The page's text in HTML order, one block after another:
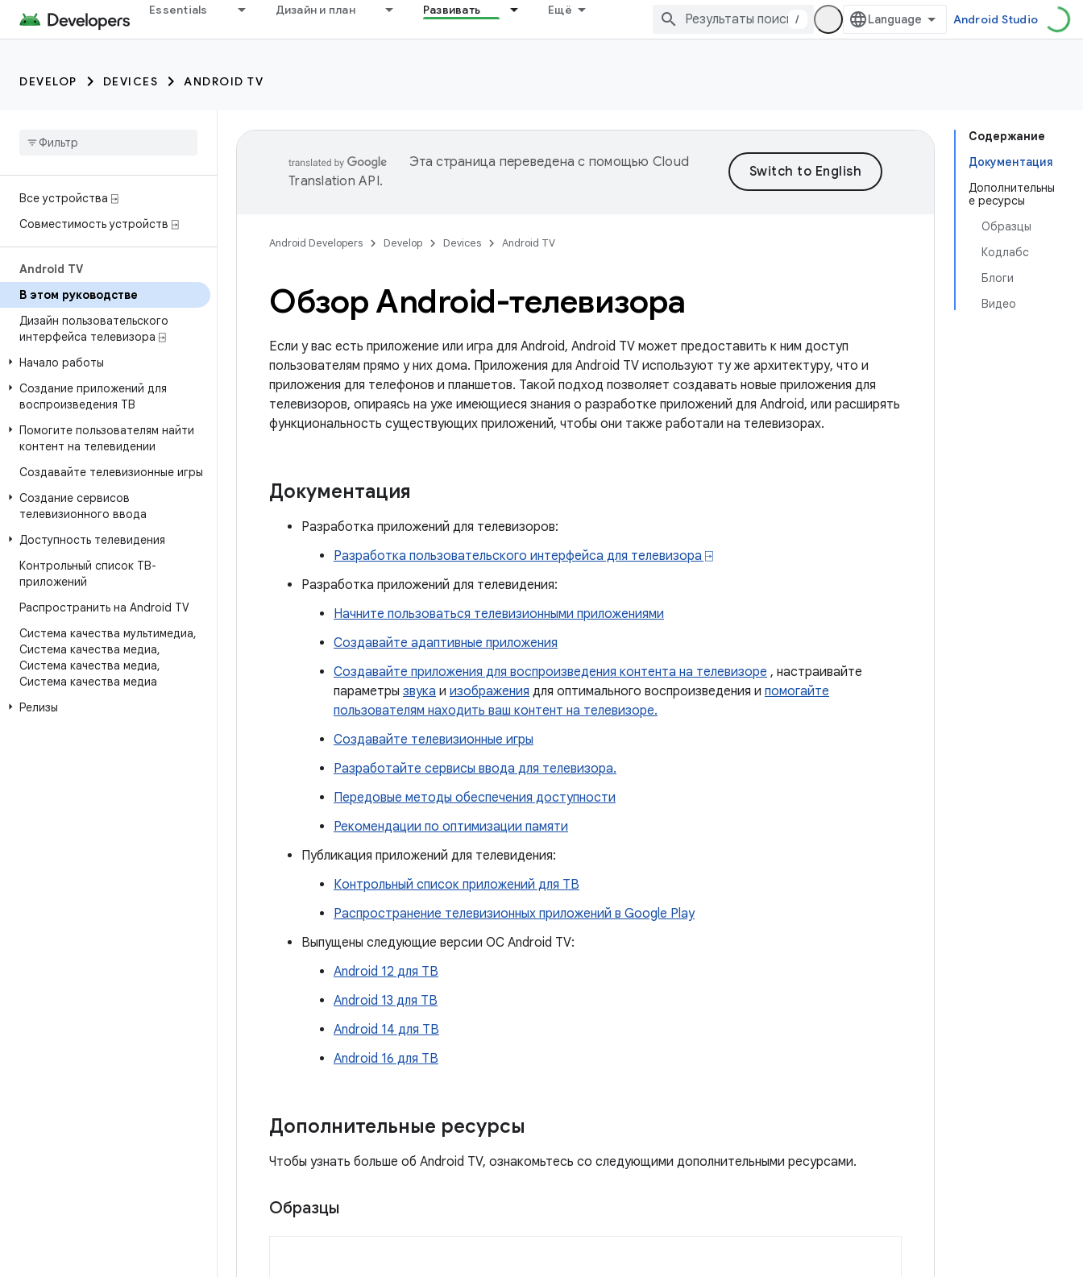
Essentials Дизайн и план Развивать Ещё
/ Android Studio
DEVELOP DEVICES ANDROID TV
Все устройства ⍈
Совместимость устройств ⍈
Android TV
В этом руководстве
Дизайн пользовательского
интерфейса телевизора ⍈
Начало работы
Создание приложений для
воспроизведения ТВ
Помогите пользователям найти
контент на телевидении
Создавайте телевизионные игры
Создание сервисов
телевизионного ввода
Доступность телевидения
Контрольный список ТВ-
приложений
Распространить на Android TV
Система качества мультимедиа,
Система качества медиа,
Система качества медиа,
Система качества медиа
Релизы
Содержание
Документация
Дополнительны
е ресурсы
Образцы
Кодлабс
Блоги
Видео
Эта страница переведена с помощью Cloud
Translation API.
Android Developers Develop Devices Android TV
Обзор Android-телевизора
Если у вас есть приложение или игра для Android, Android TV может предоставить к ним доступ
пользователям прямо у них дома. Приложения для Android TV используют ту же архитектуру, что и
приложения для телефонов и планшетов. Такой подход позволяет создавать новые приложения для
телевизоров, опираясь на уже имеющиеся знания о разработке приложений для Android, или расширять
функциональность существующих приложений, чтобы они также работали на телевизорах.
Документация
Разработка приложений для телевизоров:
Разработка пользовательского интерфейса для телевизора ⍈
Разработка приложений для телевидения:
Начните пользоваться телевизионными приложениями
Создавайте адаптивные приложения
Создавайте приложения для воспроизведения контента на телевизоре , настраивайте
параметры звука и изображения для оптимального воспроизведения и помогайте
пользователям находить ваш контент на телевизоре.
Создавайте телевизионные игры
Разработайте сервисы ввода для телевизора.
Передовые методы обеспечения доступности
Рекомендации по оптимизации памяти
Публикация приложений для телевидения:
Контрольный список приложений для ТВ
Распространение телевизионных приложений в Google Play
Выпущены следующие версии ОС Android TV:
Android 12 для ТВ
Android 13 для ТВ
Android 14 для ТВ
Android 16 для ТВ
Дополнительные ресурсы
Чтобы узнать больше об Android TV, ознакомьтесь со следующими дополнительными ресурсами.
Образцы